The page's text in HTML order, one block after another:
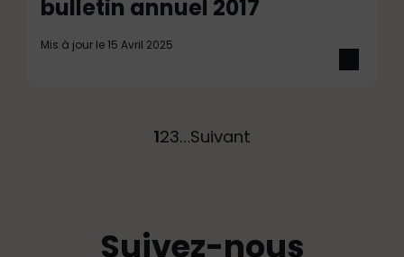
bulletin annuel 2017
Mis à jour le 15 Avril 2025
123…Suivant
Suivez-nous